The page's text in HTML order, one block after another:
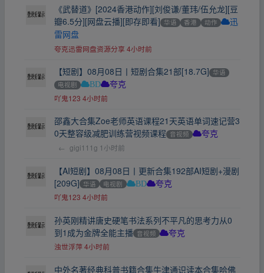
《武替道》[2024香港动作][刘俊谦/董玮/伍允龙][豆
瓣6.5分][网盘云播][即存即看] 华语 香港 动作
迅
雷网盘
夸克迅雷网盘资源分享 4小时前
【短剧】08月08日丨短剧合集21部[18.7G] 华语
电视剧
BD 夸克
吖鬼123 4小时前
邵鑫大合集Zoe老师英语课程21天英语单词速记营3
0天整容级减肥训练营视频课程 音视频 夸克
← gigi111g 1小时前
【AI短剧】08月08日丨更新合集192部AI短剧+漫剧
[209G] 华语 电视剧 BD 夸克
吖鬼123 4小时前
孙英刚精讲唐史硬笔书法系列不平凡的思考力从0
到1成为金牌全能主播 音视频 夸克
浊世浮萍 4小时前
中外名著经典科普书籍合集牛津通识读本合集哈佛